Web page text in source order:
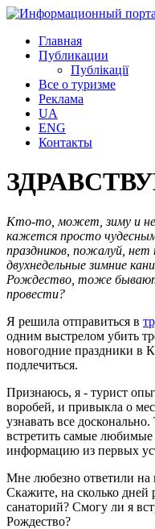
Главная
Публикации
Публікації
Все о туризме
Реклама
UA
ENG
Контакты
Кто-то, может, зиму и
кажется просто
праздников, пожалуй, нет
двухнедельные зимние
Рождество, тоже
провести?
Я решила отправиться в
одним выстрелом убить
новогодние праздники в
подлечиться.
Признаюсь, я - турист
воробей, и привыкла о
узнавать все
встретить самые
информацию из первых
Мне любезно ответили на
Скажите, на сколько дней
санаторий? Смогу ли я
Рождество?